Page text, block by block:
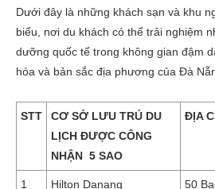
Dưới đây là những khách sạn và khu
biểu, nơi du khách có thể trải nghiệm
dưỡng quốc tế trong không gian đậm
hóa và bản sắc địa phương của Đà
STT
CƠ SỞ LƯU TRÚ DU
LỊCH ĐƯỢC CÔNG
NHẬN 5 SAO
ĐỊA
1 Hilton Danang
50